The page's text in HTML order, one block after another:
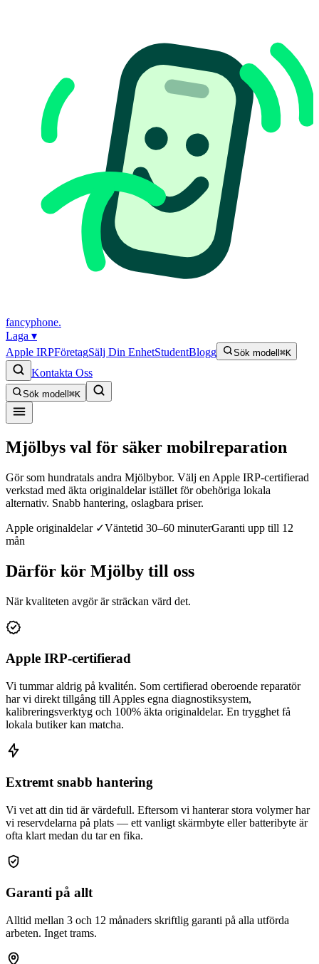
fancyphone.
Laga ▾
Apple IRPFöretagSälj Din EnhetStudentBlogg Sök modell ⌘K
Kontakta Oss
Sök modell ⌘K
Mjölbys val för säker mobilreparation
Gör som hundratals andra Mjölbybor. Välj en Apple IRP-certifierad
verkstad med äkta originaldelar istället för obehöriga lokala
alternativ. Snabb hantering, oslagbara priser.
Apple originaldelar ✓Väntetid 30–60 minuterGaranti upp till 12
mån
Därför kör Mjölby till oss
När kvaliteten avgör är sträckan värd det.
Apple IRP-certifierad
Vi tummar aldrig på kvalitén. Som certifierad oberoende reparatör
har vi direkt tillgång till Apples egna diagnostiksystem,
kalibreringsverktyg och 100% äkta originaldelar. En trygghet få
lokala butiker kan matcha.
Extremt snabb hantering
Vi vet att din tid är värdefull. Eftersom vi hanterar stora volymer har
vi reservdelarna på plats — ett vanligt skärmbyte eller batteribyte är
ofta klart medan du tar en fika.
Garanti på allt
Alltid mellan 3 och 12 månaders skriftlig garanti på alla utförda
arbeten. Inget trams.